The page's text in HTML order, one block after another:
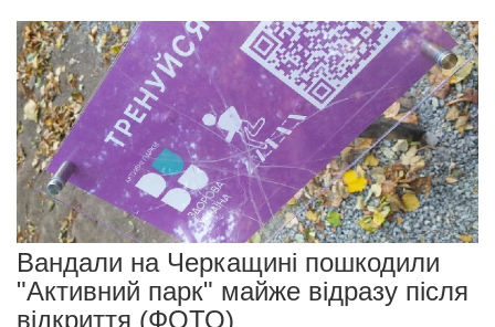
Вандали на Черкащині пошкодили
"Активний парк" майже відразу після
відкриття (ФОТО)